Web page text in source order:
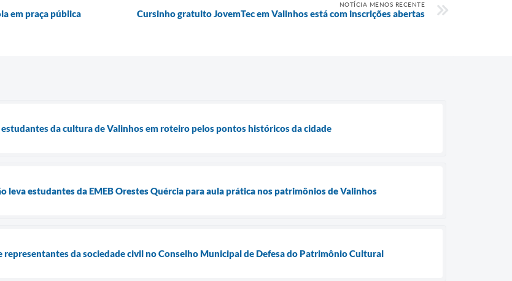
em praça pública
NOTÍCIA MENOS RECENTE
Cursinho gratuito JovemTec em Valinhos está com inscrições abertas
da cultura de Valinhos em roteiro pelos pontos históricos da cidade
leva estudantes da EMEB Orestes Quércia para aula prática nos patrimônios de Valinhos
representantes da sociedade civil no Conselho Municipal de Defesa do Patrimônio Cultural